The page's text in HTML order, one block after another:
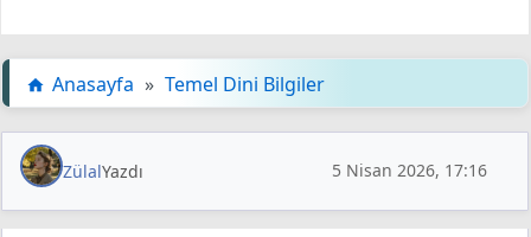
Anasayfa » Temel Dini Bilgiler
ZülalYazdı 5 Nisan 2026, 17:16